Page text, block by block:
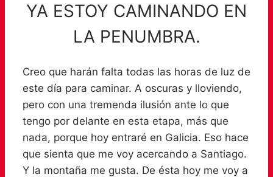
YA ESTOY CAMINANDO EN
LA PENUMBRA.
Creo que harán falta todas las horas de luz de
este día para caminar. A oscuras y lloviendo,
pero con una tremenda ilusión ante lo que
tengo por delante en esta etapa, más que
nada, porque hoy entraré en Galicia. Eso hace
que sienta que me voy acercando a Santiago.
Y la montaña me gusta. De ésta hoy me voy a